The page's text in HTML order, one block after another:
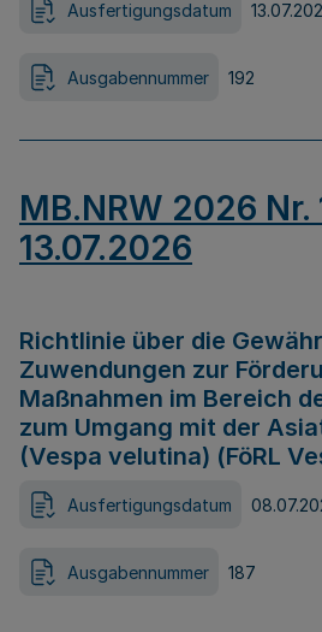
Ausfertigungsdatum
Ausgabennummer 192
MB.NRW 2026 Nr.
13.07.2026
Richtlinie über die
Zuwendungen zur
Maßnahmen im Bereich
zum Umgang mit der
(Vespa velutina) (FöRL
Ausfertigungsdatum
Ausgabennummer 187